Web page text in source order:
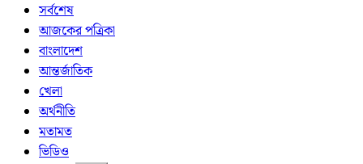
সর্বশেষ
আজকের পত্রিকা
বাংলাদেশ
আন্তর্জাতিক
খেলা
অর্থনীতি
মতামত
ভিডিও